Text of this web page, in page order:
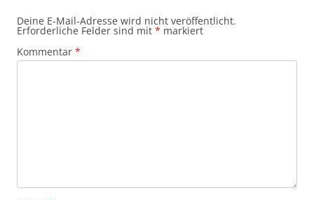
Deine E-Mail-Adresse wird nicht veröffentlicht.
Erforderliche Felder sind mit * markiert
Kommentar *